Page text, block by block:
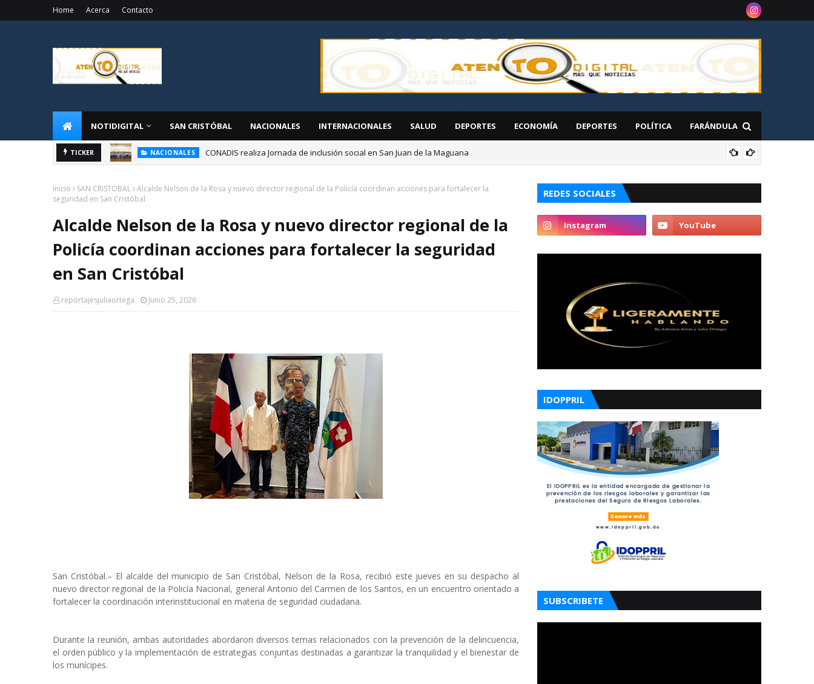
Home Acerca Contacto
NOTIDIGITAL SAN CRISTÓBAL NACIONALES INTERNACIONALES SALUD DEPORTES ECONOMÍA DEPORTES POLÍTICA FARÁNDULA
TICKER
Inicio SAN CRISTOBAL Alcalde Nelson de la Rosa y nuevo director regional de la Policía coordinan acciones para fortalecer la
seguridad en San Cristóbal
Alcalde Nelson de la Rosa y nuevo director regional de la
Policía coordinan acciones para fortalecer la seguridad
en San Cristóbal
reportajesjuliaortega Junio 25, 2026
San Cristóbal.– El alcalde del municipio de San Cristóbal, Nelson de la Rosa, recibió este jueves en su despacho al
nuevo director regional de la Policía Nacional, general Antonio del Carmen de los Santos, en un encuentro orientado a
fortalecer la coordinación interinstitucional en materia de seguridad ciudadana.
Durante la reunión, ambas autoridades abordaron diversos temas relacionados con la prevención de la delincuencia,
el orden público y la implementación de estrategias conjuntas destinadas a garantizar la tranquilidad y el bienestar de
los munícipes.
REDES SOCIALES
IDOPPRIL
SUBSCRIBETE